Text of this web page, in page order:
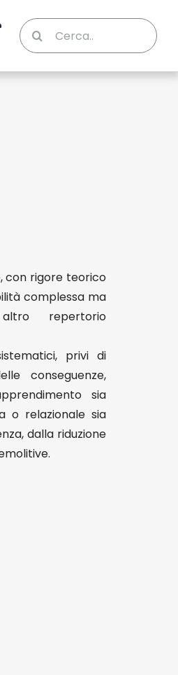
Cerca
per:
con rigore teorico
complessa ma
repertorio
privi di
conseguenze,
sia
o relazionale sia
dalla riduzione